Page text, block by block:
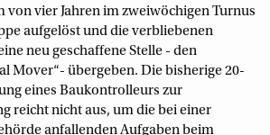
von vier Jahren im zweiwöchigen Turnus
aufgelöst und die verbliebenen
neu geschaffene Stelle - den
Mover“- übergeben. Die bisherige 20-
eines Baukontrolleurs zur
reicht nicht aus, um die bei einer
anfallenden Aufgaben beim